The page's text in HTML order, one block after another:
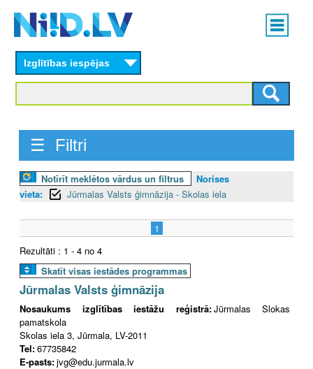
content
Main
menu
Izglītības iespējas
☰ Filtri
Notīrīt meklētos vārdus un filtrus
Norises
vieta:
Jūrmalas Valsts ģimnāzija - Skolas iela
1
Rezultāti : 1 - 4 no 4
Skatīt visas iestādes programmas
Jūrmalas Valsts ģimnāzija
Nosaukums izglītības iestāžu reģistrā:Jūrmalas Slokas
pamatskola
Skolas iela 3, Jūrmala, LV-2011
Tel:67735842
E-pasts:jvg@edu.jurmala.lv